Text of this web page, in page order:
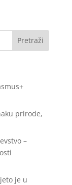
prirode,
–
je u